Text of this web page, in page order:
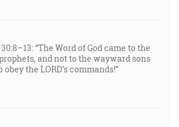
“The Word of God came to the
and not to the wayward sons
the LORD’s commands!”